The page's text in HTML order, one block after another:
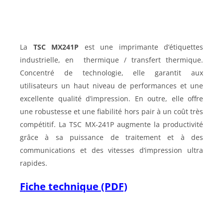
La TSC MX241P est une imprimante d’étiquettes
industrielle, en thermique / transfert thermique.
Concentré de technologie, elle garantit aux
utilisateurs un haut niveau de performances et une
excellente qualité d’impression. En outre, elle offre
une robustesse et une fiabilité hors pair à un coût très
compétitif. La TSC MX-241P augmente la productivité
grâce à sa puissance de traitement et à des
communications et des vitesses d‘impression ultra
rapides.
Fiche technique (PDF)